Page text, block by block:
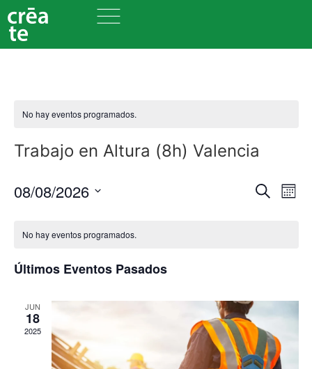
No hay eventos programados.
Trabajo en Altura (8h) Valencia
de
BuscarMes
08/08/2026
No hay eventos programados.
Últimos Eventos Pasados
JUN
18
2025